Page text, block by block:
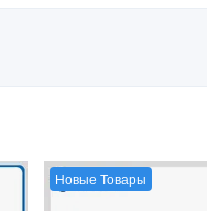
Новые Товары